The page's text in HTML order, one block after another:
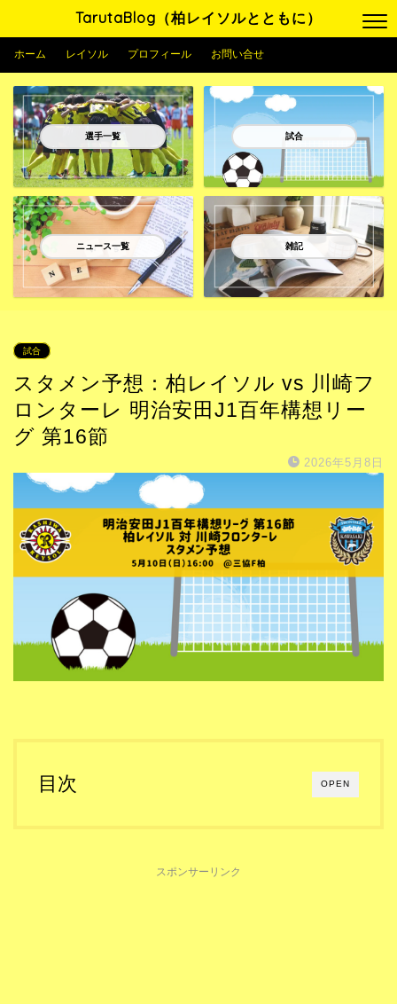
TarutaBlog（柏レイソルとともに）
ホーム レイソル プロフィール お問い合せ
選手一覧 試合
ニュース一覧 雑記
試合
スタメン予想：柏レイソル vs 川崎フ
ロンターレ 明治安田J1百年構想リー
グ 第16節
2026年5月8日
OPEN
目次
スポンサーリンク